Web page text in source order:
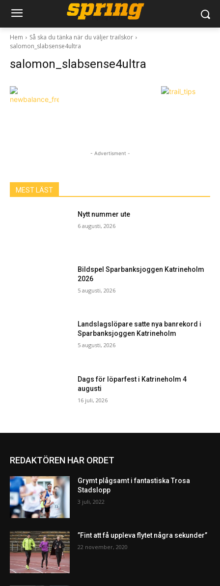
Hem
Så ska du tänka när du väljer trailskor
salomon_slabsense4ultra
salomon_slabsense4ultra
- Advertisment -
MEST LÄST
Nytt nummer ute
6 augusti, 2026
Bildspel Sparbanksjoggen Katrineholm
2026
5 augusti, 2026
Landslagslöpare satte nya banrekord i
Sparbanksjoggen Katrineholm
5 augusti, 2026
Dags för löparfest i Katrineholm 4
augusti
16 juli, 2026
REDAKTÖREN HAR ORDET
Grymt plågsamt i fantastiska Trosa
Stadslopp
3 juli, 2022
”Fint att få uppleva flytet några sekunder”
22 november, 2020